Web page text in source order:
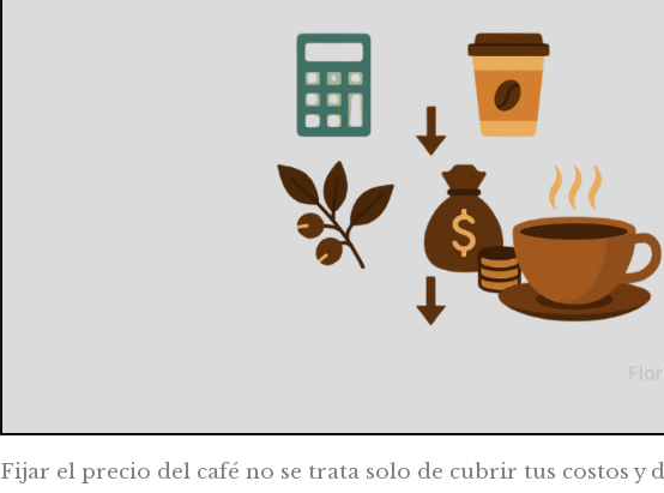
Fijar el precio del café no se trata solo de cubrir tus costos y